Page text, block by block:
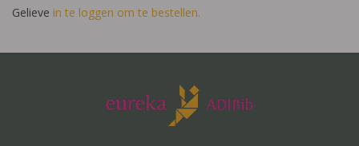
Gelieve in te loggen om te bestellen.